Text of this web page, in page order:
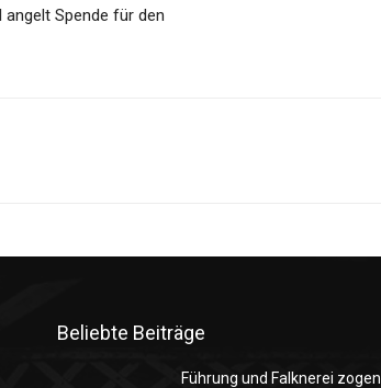
Spende für den
Beliebte Beiträge
Führung und Falknerei zogen